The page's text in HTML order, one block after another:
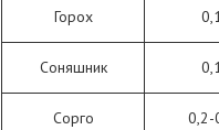
Горох
Соняшник
Сорго 0,2-